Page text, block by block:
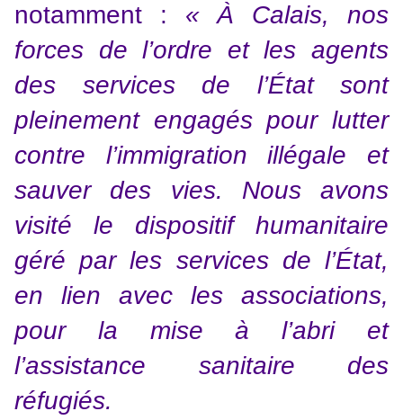
notamment : « À Calais, nos
forces de l’ordre et les agents
des services de l’État sont
pleinement engagés pour lutter
contre l’immigration illégale et
sauver des vies. Nous avons
visité le dispositif humanitaire
géré par les services de l’État,
en lien avec les associations,
pour la mise à l’abri et
l’assistance sanitaire des
réfugiés.